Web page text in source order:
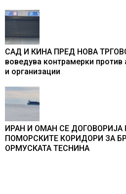
САД И КИНА ПРЕД НОВА
воведува контрамерки
и организации
ИРАН И ОМАН СЕ ДОГОВОРИЈА
ПОМОРСКИТЕ КОРИДОРИ ЗА
ОРМУСКАТА ТЕСНИНА